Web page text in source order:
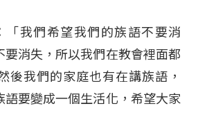
「我們希望我們的族語不要消
要消失，所以我們在教會裡面都
後我們的家庭也有在講族語，
語要變成一個生活化，希望大家